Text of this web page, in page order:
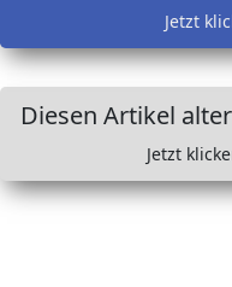
Jetzt
Diesen Artikel
Jetzt